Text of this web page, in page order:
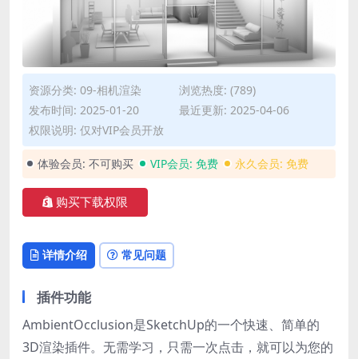
资源分类: 09-相机渲染
浏览热度: (789)
发布时间: 2025-01-20
最近更新: 2025-04-06
权限说明: 仅对VIP会员开放
体验会员: 不可购买 VIP会员: 免费 永久会员: 免费
购买下载权限
详情介绍 常见问题
插件功能
AmbientOcclusion是SketchUp的一个快速、简单的
3D渲染插件。无需学习，只需一次点击，就可以为您的